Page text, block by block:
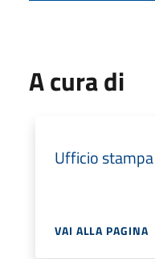
A cura di
Ufficio stampa
VAI ALLA PAGINA